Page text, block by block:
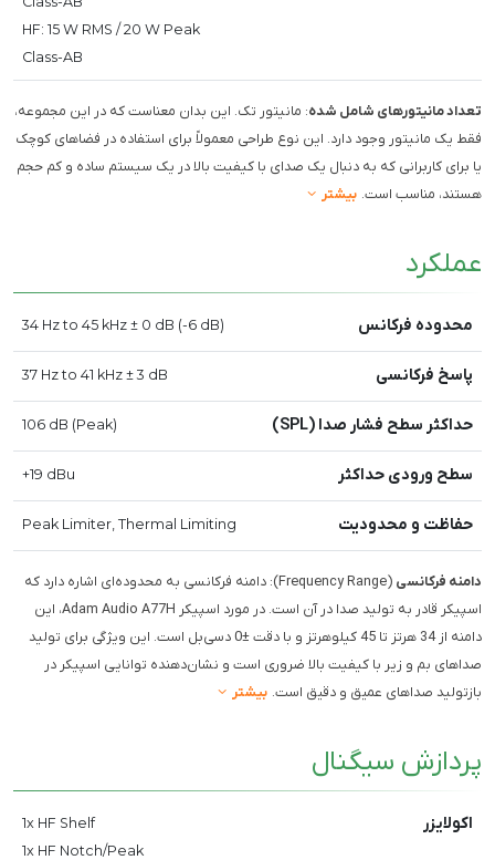
HF: 15 W RMS / 20 W Peak
Class-AB
تعداد مانیتورهای شامل شده: مانیتور تک. این بدان معناست که در این مجموعه،
فقط یک مانیتور وجود دارد. این نوع طراحی معمولاً برای استفاده در فضاهای کوچک
یا برای کاربرانی که به دنبال یک صدای با کیفیت بالا در یک سیستم ساده و کم حجم
هستند، مناسب است. بیشتر
عملکرد
محدوده فرکانس 34 Hz to 45 kHz ± 0 dB (-6 dB)
پاسخ فرکانسی 37 Hz to 41 kHz ± 3 dB
حداکثر سطح فشار صدا (SPL) 106 dB (Peak)
سطح ورودی حداکثر +19 dBu
حفاظت و محدودیت Peak Limiter, Thermal Limiting
دامنه فرکانسی
(Frequency Range): دامنه فرکانسی به محدوده‌ای اشاره دارد که
اسپیکر قادر به تولید صدا در آن است. در مورد اسپیکر Adam Audio A77H، این
دامنه از 34 هرتز تا 45 کیلوهرتز و با دقت ±0 دسی‌بل است. این ویژگی برای تولید
صداهای بم و زیر با کیفیت بالا ضروری است و نشان‌دهنده توانایی اسپیکر در
بازتولید صداهای عمیق و دقیق است. بیشتر
پردازش سیگنال
اکولایزر
1x HF Shelf
1x HF Notch/Peak